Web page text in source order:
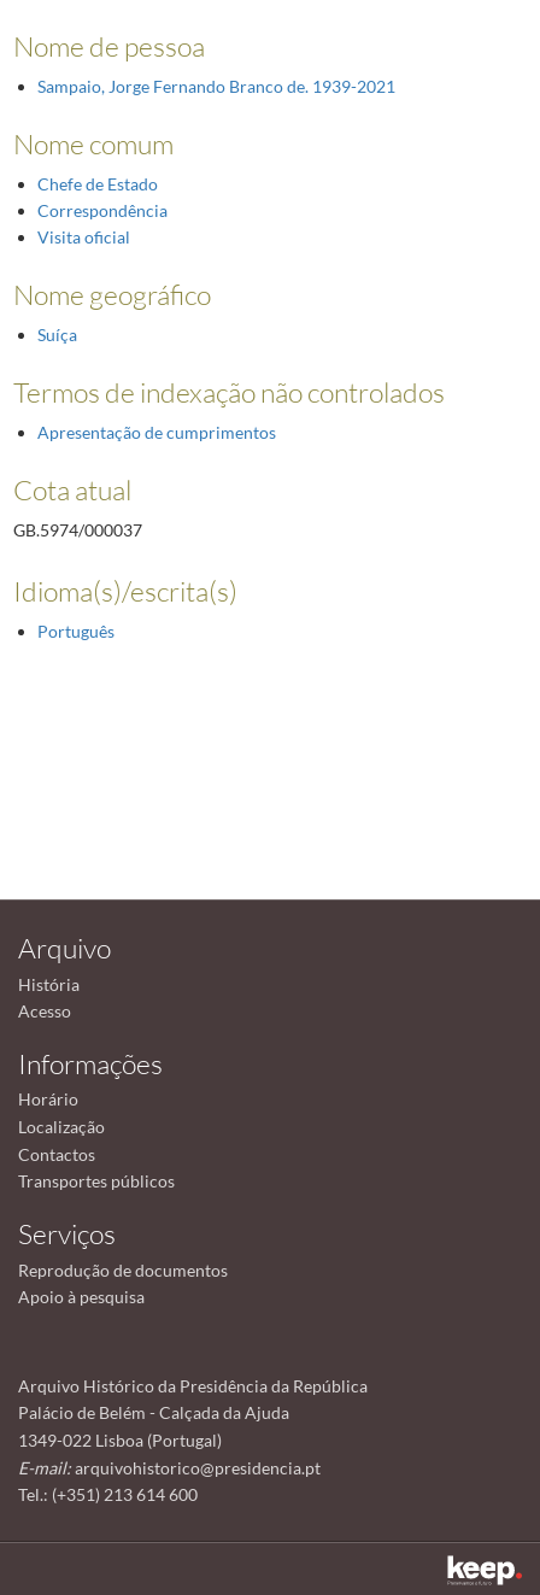
Nome de pessoa
Sampaio, Jorge Fernando Branco de. 1939-2021
Nome comum
Chefe de Estado
Correspondência
Visita oficial
Nome geográfico
Suíça
Termos de indexação não controlados
Apresentação de cumprimentos
Cota atual
GB.5974/000037
Idioma(s)/escrita(s)
Português
Arquivo
História
Acesso
Informações
Horário
Localização
Contactos
Transportes públicos
Serviços
Reprodução de documentos
Apoio à pesquisa
Arquivo Histórico da Presidência da República
Palácio de Belém - Calçada da Ajuda
1349-022 Lisboa (Portugal)
E-mail:arquivohistorico@presidencia.pt
Tel.: (+351) 213 614 600